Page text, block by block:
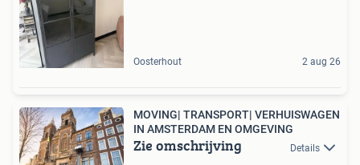
Oosterhout 2 aug 26
MOVING| TRANSPORT| VERHUISWAGEN
IN AMSTERDAM EN OMGEVING
Zie omschrijving Details